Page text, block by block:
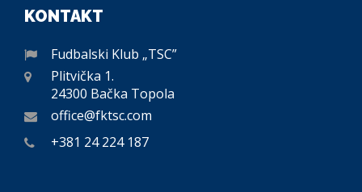
KONTAKT
Fudbalski Klub „TSC”
Plitvička 1.
24300 Bačka Topola
office@fktsc.com
+381 24 224 187